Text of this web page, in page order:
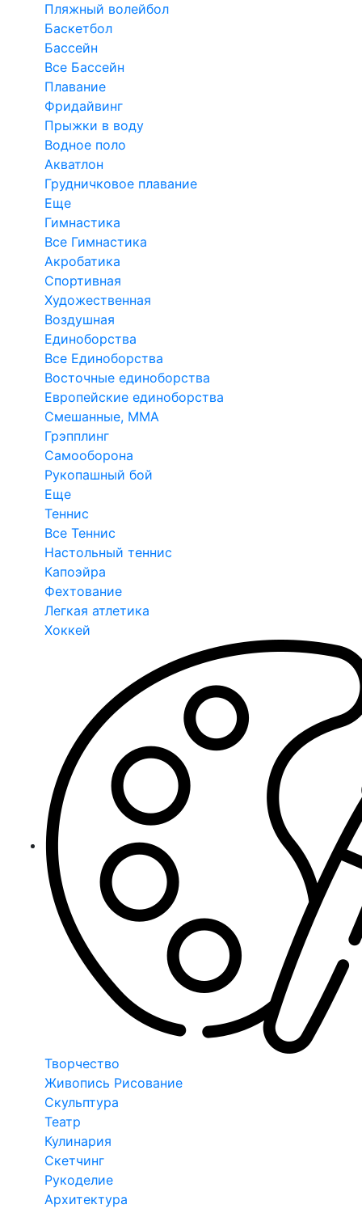
Пляжный волейбол
Баскетбол
Бассейн
Все Бассейн
Плавание
Фридайвинг
Прыжки в воду
Водное поло
Акватлон
Грудничковое плавание
Еще
Гимнастика
Все Гимнастика
Акробатика
Спортивная
Художественная
Воздушная
Единоборства
Все Единоборства
Восточные единоборства
Европейские единоборства
Смешанные, ММА
Грэпплинг
Самооборона
Рукопашный бой
Еще
Теннис
Все Теннис
Настольный теннис
Капоэйра
Фехтование
Легкая атлетика
Хоккей
Творчество
Живопись Рисование
Скульптура
Театр
Кулинария
Скетчинг
Рукоделие
Архитектура